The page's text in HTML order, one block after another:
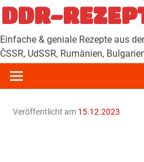
Zum
Inhalt
springen
DDR-
Einfache & geniale Rezepte aus
ČSSR, UdSSR, Rumänien,
Veröffentlicht am 15.12.2023